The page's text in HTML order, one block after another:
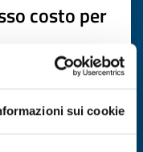
sui cookie
costo per
DISCOVER MORE →